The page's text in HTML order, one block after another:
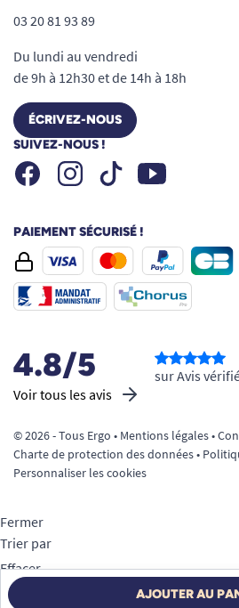
03 20 81 93 89
Du lundi au vendredi
de 9h à 12h30 et de 14h à 18h
ÉCRIVEZ-NOUS
SUIVEZ-NOUS !
FacebookInstagramTiktok Youtube
PAIEMENT SÉCURISÉ !
4.8/5
Voir tous les avis
sur Avis
© 2026 - Tous Ergo • Mentions légales•
Charte de protection des données•
Personnaliser les cookies
Fermer
Trier par
Effacer
Appliquer
AJOUTER AU